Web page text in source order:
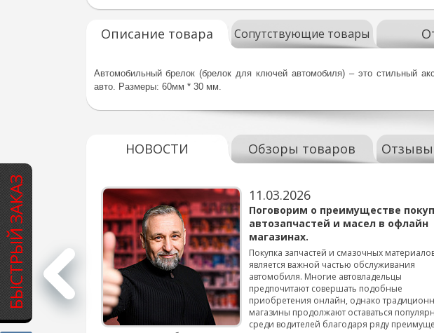
БЫСТРЫЙ ЗАКАЗ
Описание товара Сопутствующие товары
Автомобильный брелок (брелок для ключей автомобиля) – это стильный
авто. Размеры: 60мм * 30 мм.
НОВОСТИ Обзоры товаров
для
смены шин на
подробнее...
11.03.2026
Поговорим о преимуществе
автозапчастей и масел в офлайн
магазинах.
Покупка запчастей и смазочных
является важной частью обслуживания
автомобиля. Многие автовладельцы
предпочитают совершать подобные
приобретения онлайн, однако
магазины продолжают оставаться
среди водителей благодаря ряду